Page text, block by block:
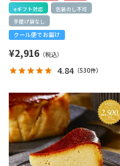
eギフト対応
包装のし不可
手提げ袋なし
クール便でお届け
¥2,916
4.84 （530件）